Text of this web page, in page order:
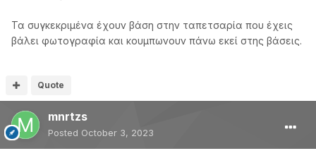
Τα συγκεκριμένα έχουν βάση στην ταπετσαρία που έχεις
βάλει φωτογραφία και κουμπωνουν πάνω εκεί στης βάσεις.
Quote
mnrtzs
Posted October 3, 2023